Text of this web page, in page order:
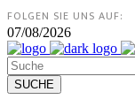
FOLGEN SIE UNS AUF:
07/08/2026